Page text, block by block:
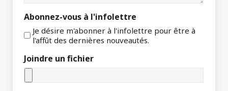
Abonnez-vous à l'infolettre
Je désire m'abonner à l'infolettre pour être à
l'affût des dernières nouveautés.
Joindre un fichier